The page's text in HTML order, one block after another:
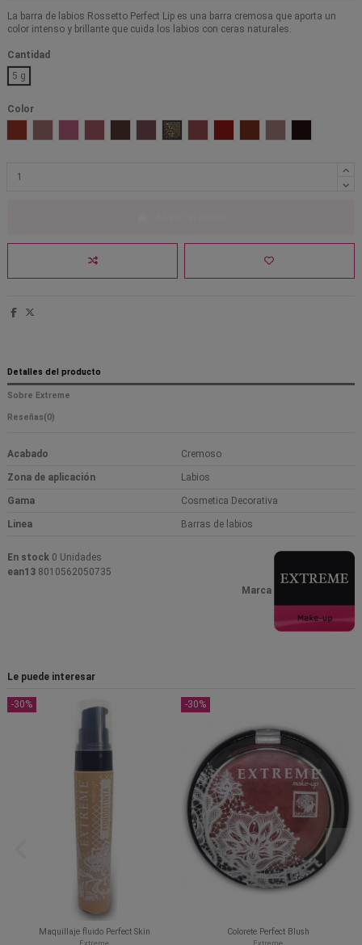
La barra de labios Rossetto Perfect Lip es una barra cremosa que aporta un
color intenso y brillante que cuida los labios con ceras naturales.
Cantidad
5 g
Color
Hot TahitiInstigator
Detalles del producto
Sobre Extreme
Reseñas(0)
Acabado Cremoso
Zona de aplicación Labios
Gama Cosmetica Decorativa
Linea Barras de labios
Marca
En stock 0 Unidades
ean13 8010562050735
Le puede interesar
-30%
Maquillaje fluido Perfect Skin
Extreme
-30%
Colorete Perfect Blush
Extreme